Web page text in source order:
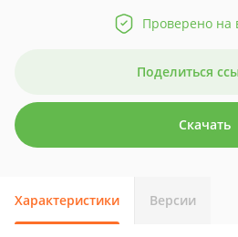
Проверено на
Поделиться
Скачать
Характеристики Версии